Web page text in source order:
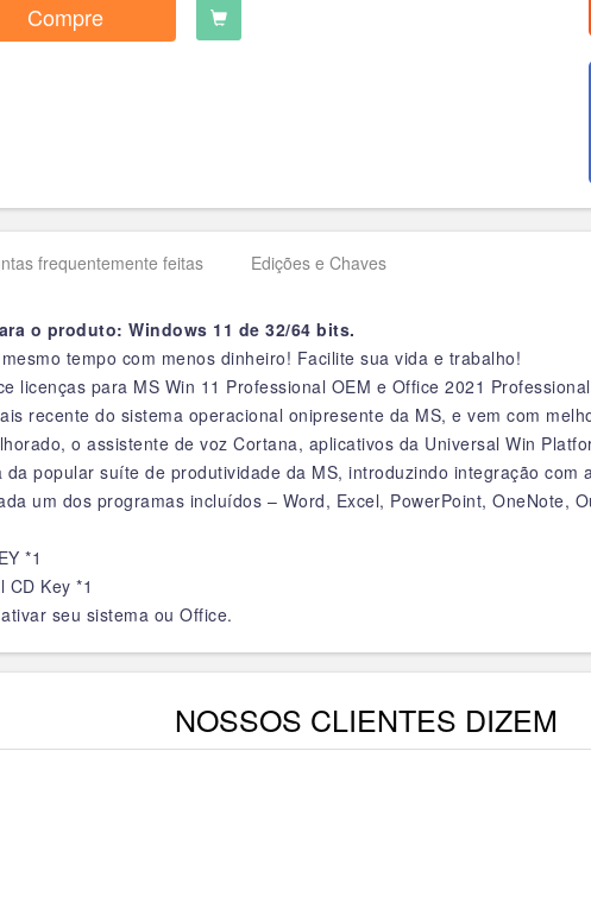
Compre
frequentemente feitas Edições e Chaves
o produto: Windows 11 de 32/64 bits.
tempo com menos dinheiro! Facilite sua vida e trabalho!
licenças para MS Win 11 Professional OEM e Office 2021
recente do sistema operacional onipresente da MS, e vem com
o assistente de voz Cortana, aplicativos da Universal Win
popular suíte de produtividade da MS, introduzindo integração
um dos programas incluídos – Word, Excel, PowerPoint, OneNote,
*1
Key *1
seu sistema ou Office.
NOSSOS CLIENTES DIZEM